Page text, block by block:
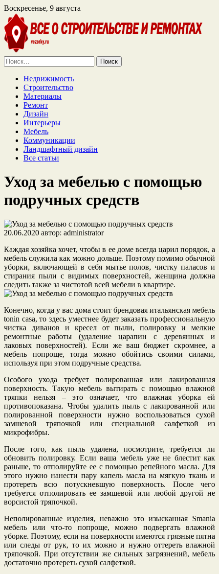
Воскресенье, 9 августа
Найти:
Недвижимость
Строительство
Материалы
Ремонт
Дизайн
Интерьеры
Мебель
Коммуникации
Ландшафтный дизайн
Все статьи
Уход за мебелью с помощью
подручных средств
20.06.2020 автор: administrator
Каждая хозяйка хочет, чтобы в ее доме всегда царил порядок, а
мебель служила как можно дольше. Поэтому помимо обычной
уборки, включающей в себя мытье полов, чистку паласов и
стирания пыли с видимых поверхностей, женщина должна
следить также за чистотой всей мебели в квартире.
Конечно, когда у вас дома стоит брендовая итальянская мебель
tonin casa, то здесь уместнее будет заказать профессиональную
чистка диванов и кресел от пыли, полировку и мелкие
ремонтные работы (удаление царапин с деревянных и
лаковых поверхностей). Если же ваш бюджет скромнее, а
мебель попроще, тогда можно обойтись своими силами,
используя при этом подручные средства.
Особого ухода требует полированная или лакированная
поверхность. Такую мебель вытирать с помощью влажной
тряпки нельзя – это означает, что влажная уборка ей
противопоказана. Чтобы удалить пыль с лакированной или
полированной поверхности нужно воспользоваться сухой
замшевой тряпочкой или специальной салфеткой из
микрофибры.
После того, как пыль удалена, посмотрите, требуется ли
обновить полировку. Если ваша мебель уже не блестит как
раньше, то отполируйте ее с помощью репейного масла. Для
этого нужно нанести пару капель масла на мягкую ткань и
протереть всю потускневшую поверхность. После чего
требуется отполировать ее замшевой или любой другой не
ворсистой тряпочкой.
Неполированные изделия, неважно это изысканная Smania
мебель или что-то попроще, можно подвергать влажной
уборке. Поэтому, если на поверхности имеются грязные пятна
или следы от рук, то их можно и нужно оттереть влажной
тряпочкой. При отсутствии же сильных загрязнений, мебель
достаточно протереть сухой салфеткой.